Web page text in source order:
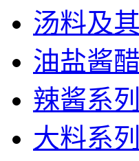
汤料及
油盐酱
辣酱系列
大料系列